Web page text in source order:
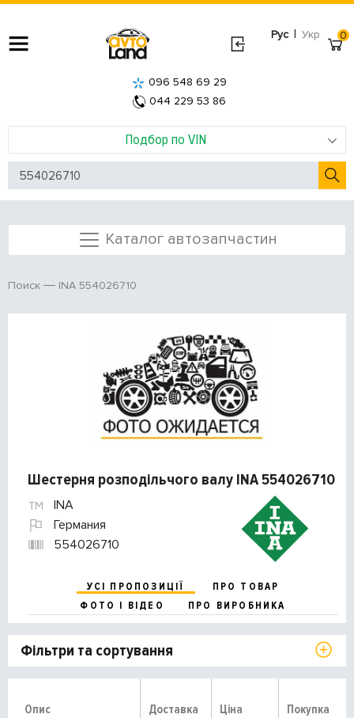
Рус | Укр
Подбор по VIN
096 548 69 29
044 229 53 86
0
Каталог автозапчастин
Поиск INA 554026710
Шестерня розподільчого валу INA 554026710
INA
Германия
554026710
УСІ ПРОПОЗИЦІЇ
ПРО ТОВАР
ФОТО І ВІДЕО
ПРО ВИРОБНИКА
Фільтри та сортування
Опис Доставка Ціна Покупка